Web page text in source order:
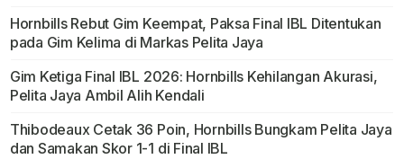
Hornbills Rebut Gim Keempat, Paksa Final IBL Ditentukan
pada Gim Kelima di Markas Pelita Jaya
Gim Ketiga Final IBL 2026: Hornbills Kehilangan Akurasi,
Pelita Jaya Ambil Alih Kendali
Thibodeaux Cetak 36 Poin, Hornbills Bungkam Pelita Jaya
dan Samakan Skor 1-1 di Final IBL